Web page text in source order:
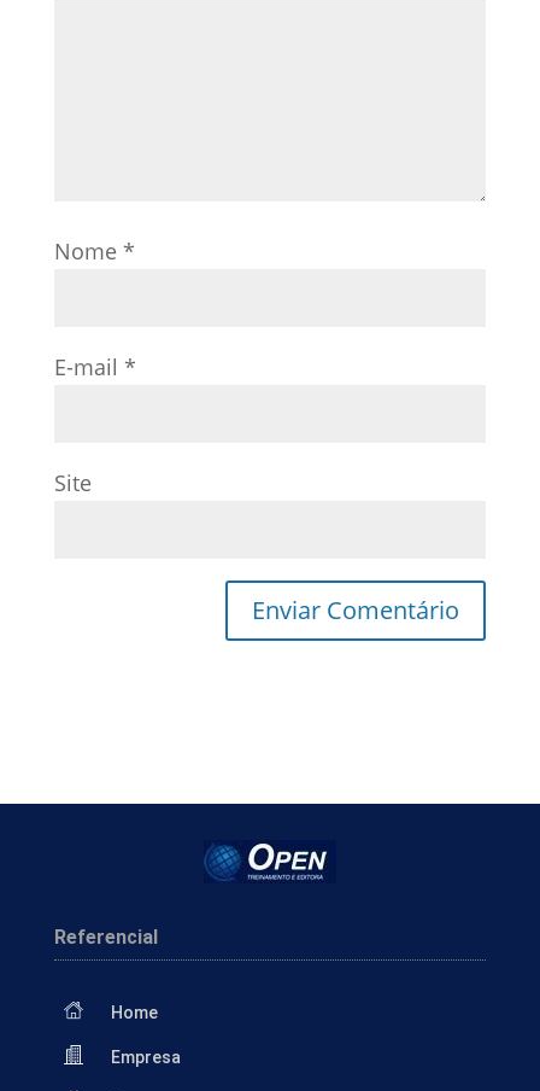
Nome *
E-mail *
Site
Referencial
Home
Empresa